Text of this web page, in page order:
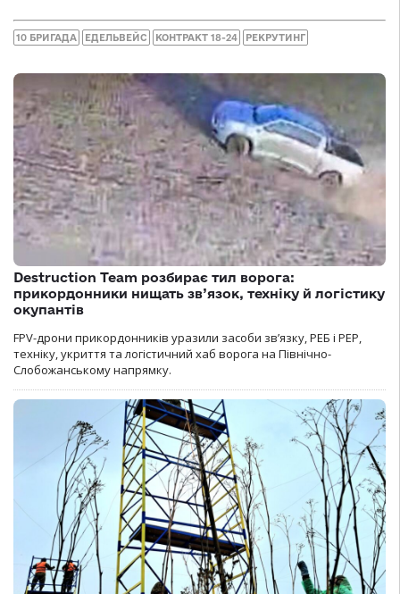
10 БРИГАДА ЕДЕЛЬВЕЙС КОНТРАКТ 18-24 РЕКРУТИНГ
Destruction Team розбирає тил ворога:
прикордонники нищать зв’язок, техніку й логістику
окупантів
FPV-дрони прикордонників уразили засоби зв’язку, РЕБ і РЕР,
техніку, укриття та логістичний хаб ворога на Північно-
Слобожанському напрямку.